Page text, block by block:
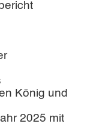
König und
2025 mit